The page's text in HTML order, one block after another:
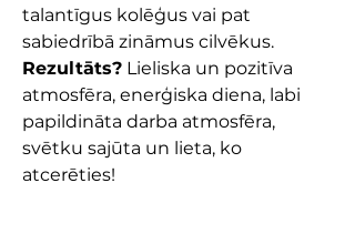
talantīgus kolēģus vai pat
sabiedrībā zināmus cilvēkus.
Rezultāts? Lieliska un pozitīva
atmosfēra, enerģiska diena, labi
papildināta darba atmosfēra,
svētku sajūta un lieta, ko
atcerēties!